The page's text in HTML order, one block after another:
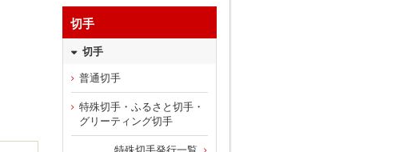
切手
切手
普通切手
特殊切手・ふるさと切手・
グリーティング切手